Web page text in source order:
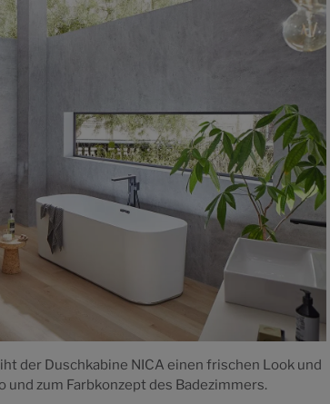
der Duschkabine NICA einen frischen Look und
zum Farbkonzept des Badezimmers.